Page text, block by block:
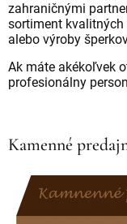
zahraničnými
sortiment
alebo výroby
Ak máte akékoľvek
profesionálny
Kamenné